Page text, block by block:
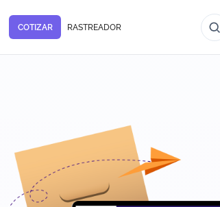
COTIZAR RASTREADOR